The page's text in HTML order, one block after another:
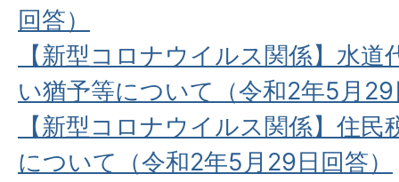
回答）
【新型コロナウイルス関係】⽔
い猶予等について（令和2年5⽉
【新型コロナウイルス関係】住
について（令和2年5⽉29⽇回答）